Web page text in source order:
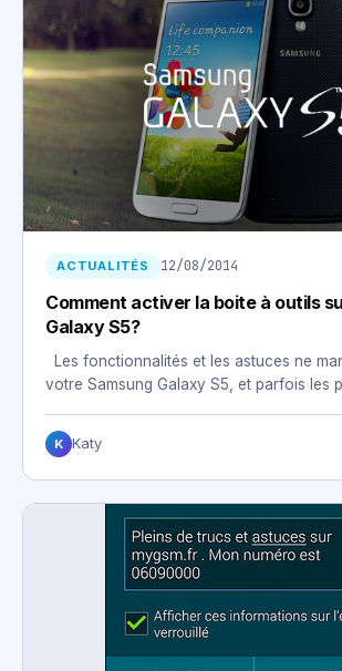
ACTUALITÉS 12/08/2014
Comment activer la boite à outils
Galaxy S5?
Les fonctionnalités et les astuces ne
votre Samsung Galaxy S5, et parfois les
K Katy